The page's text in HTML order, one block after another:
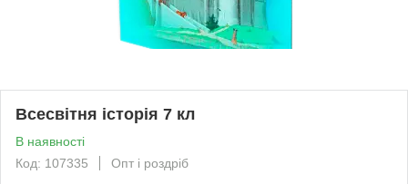
Всесвітня історія 7 кл
В наявності
Код: 107335
Опт і роздріб